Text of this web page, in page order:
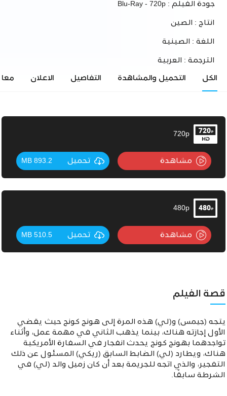
جودة الفيلم : Blu-Ray - 720p
انتاج : الصين
اللغة : الصينية
الترجمة : العربية
الكل التحميل والمشاهدة التفاصيل الاعلان
720p
مشاهدة تحميل 893.2 MB
480p
مشاهدة تحميل 510.5 MB
قصة الفيلم
يتجه (جيمس) و(لي) هذه المرة إلى هونج كونج حيث يقضي
الأول إجازته هناك، بينما يذهب الثاني في مهمة عمل، وأثناء
تواجدهما بهونج كونج يحدث انفجار في السفارة الأمريكية
هناك، ويطارد (لي) الضابط السابق (ريكي) المسئول عن ذلك
التفجير، والذي اتجه للجريمة بعد أن كان زميل والد (لي) في
الشرطة سابقًا.